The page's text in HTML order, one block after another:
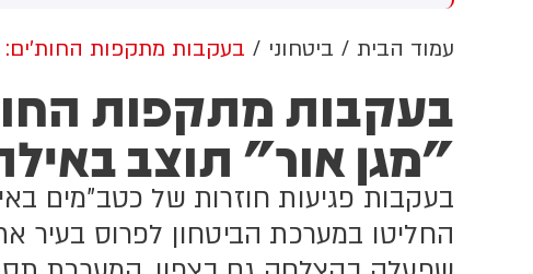
צוותי מד"א העניקו לו
רב-מערכתית
החולים הלל יפה בעיר עם חבלת
עמוד הבית ביטחוני בעקבות מתקפות החות'ים:
בעקבות מתקפות
"מגן אור" תוצב
בעקבות פגיעות חוזרות של כטב"מים
החליטו במערכת הביטחון לפרוס בעיר